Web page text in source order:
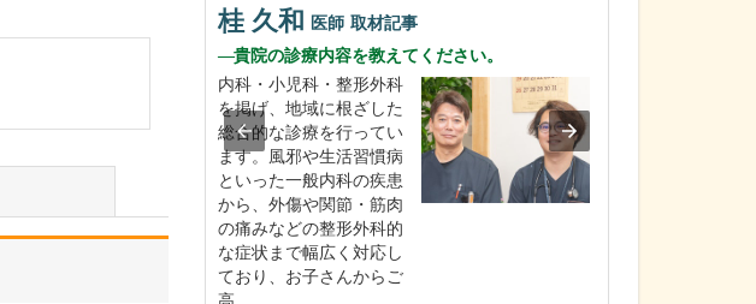
桂 久和 医師 取材記事
貴院の診療内容を教えてください。
内科・小児科・整形外科
を掲げ、地域に根ざした
総合的な診療を行ってい
ます。風邪や生活習慣病
といった一般内科の疾患
から、外傷や関節・筋肉
の痛みなどの整形外科的
な症状まで幅広く対応し
ており、お子さんからご